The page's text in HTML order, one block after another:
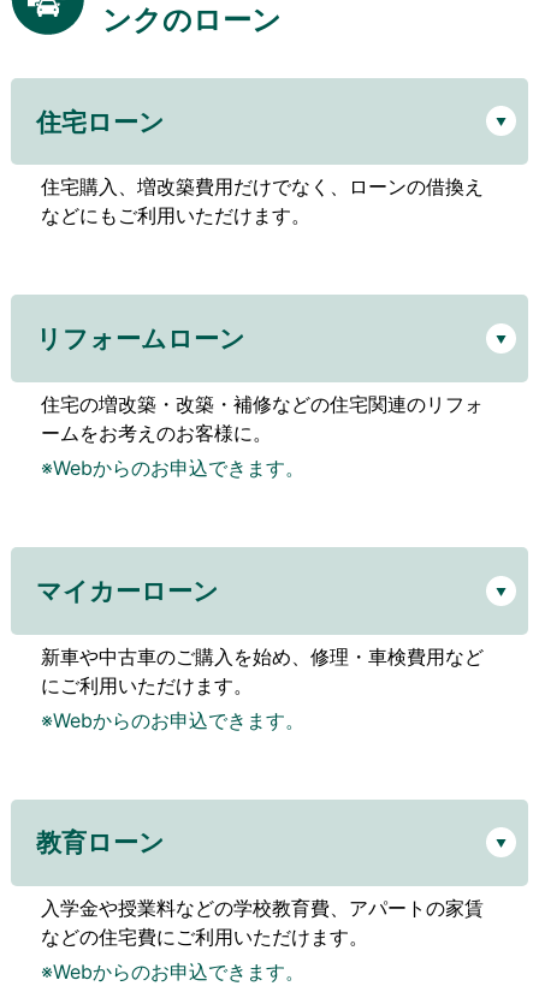
ンクのローン
住宅ローン
住宅購入、増改築費用だけでなく、ローンの借換え
などにもご利用いただけます。
リフォームローン
住宅の増改築・改築・補修などの住宅関連のリフォ
ームをお考えのお客様に。
※Webからのお申込できます。
マイカーローン
新車や中古車のご購入を始め、修理・車検費用など
にご利用いただけます。
※Webからのお申込できます。
教育ローン
入学金や授業料などの学校教育費、アパートの家賃
などの住宅費にご利用いただけます。
※Webからのお申込できます。